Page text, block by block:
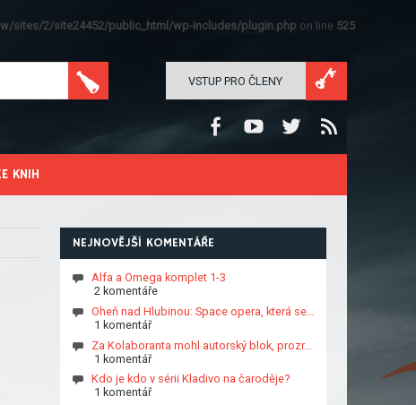
sites/2/site24452/public_html/wp-includes/plugin.php on line 525
VSTUP PRO ČLENY
KNIH
NEJNOVĚJŠÍ KOMENTÁŘE
Alfa a Omega komplet 1-3
2 komentáře
Oheň nad Hlubinou: Space opera, která se…
1 komentář
Za Kolaboranta mohl autorský blok, prozr…
1 komentář
Kdo je kdo v sérii Kladivo na čaroděje?
1 komentář